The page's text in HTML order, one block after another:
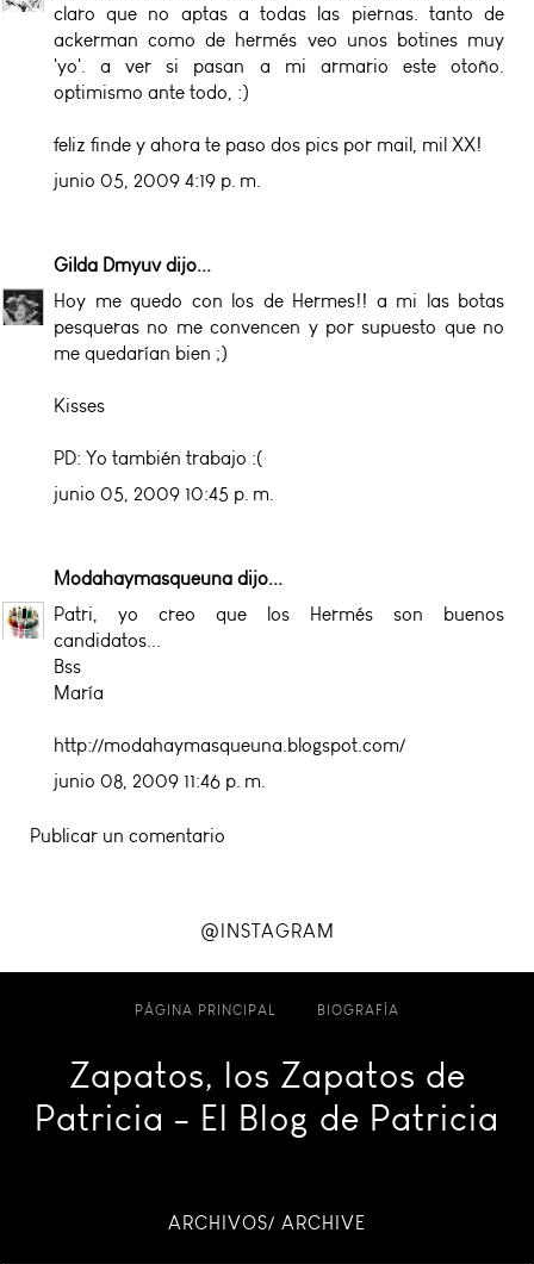
claro que no aptas a todas las piernas. tanto de
ackerman como de hermés veo unos botines muy
'yo'. a ver si pasan a mi armario este otoño.
optimismo ante todo, :)
feliz finde y ahora te paso dos pics por mail, mil XX!
junio 05, 2009 4:19 p. m.
Gilda Dmyuvdijo...
Hoy me quedo con los de Hermes!! a mi las botas
pesqueras no me convencen y por supuesto que no
me quedarían bien ;)
Kisses
PD: Yo también trabajo :(
junio 05, 2009 10:45 p. m.
Modahaymasqueuna dijo...
Patri, yo creo que los Hermés son buenos
candidatos...
Bss
María
http://modahaymasqueuna.blogspot.com/
junio 08, 2009 11:46 p. m.
Publicar un comentario
@INSTAGRAM
PÁGINA PRINCIPAL BIOGRAFÍA
Zapatos, los Zapatos de
Patricia - El Blog de Patricia
ARCHIVOS/ ARCHIVE